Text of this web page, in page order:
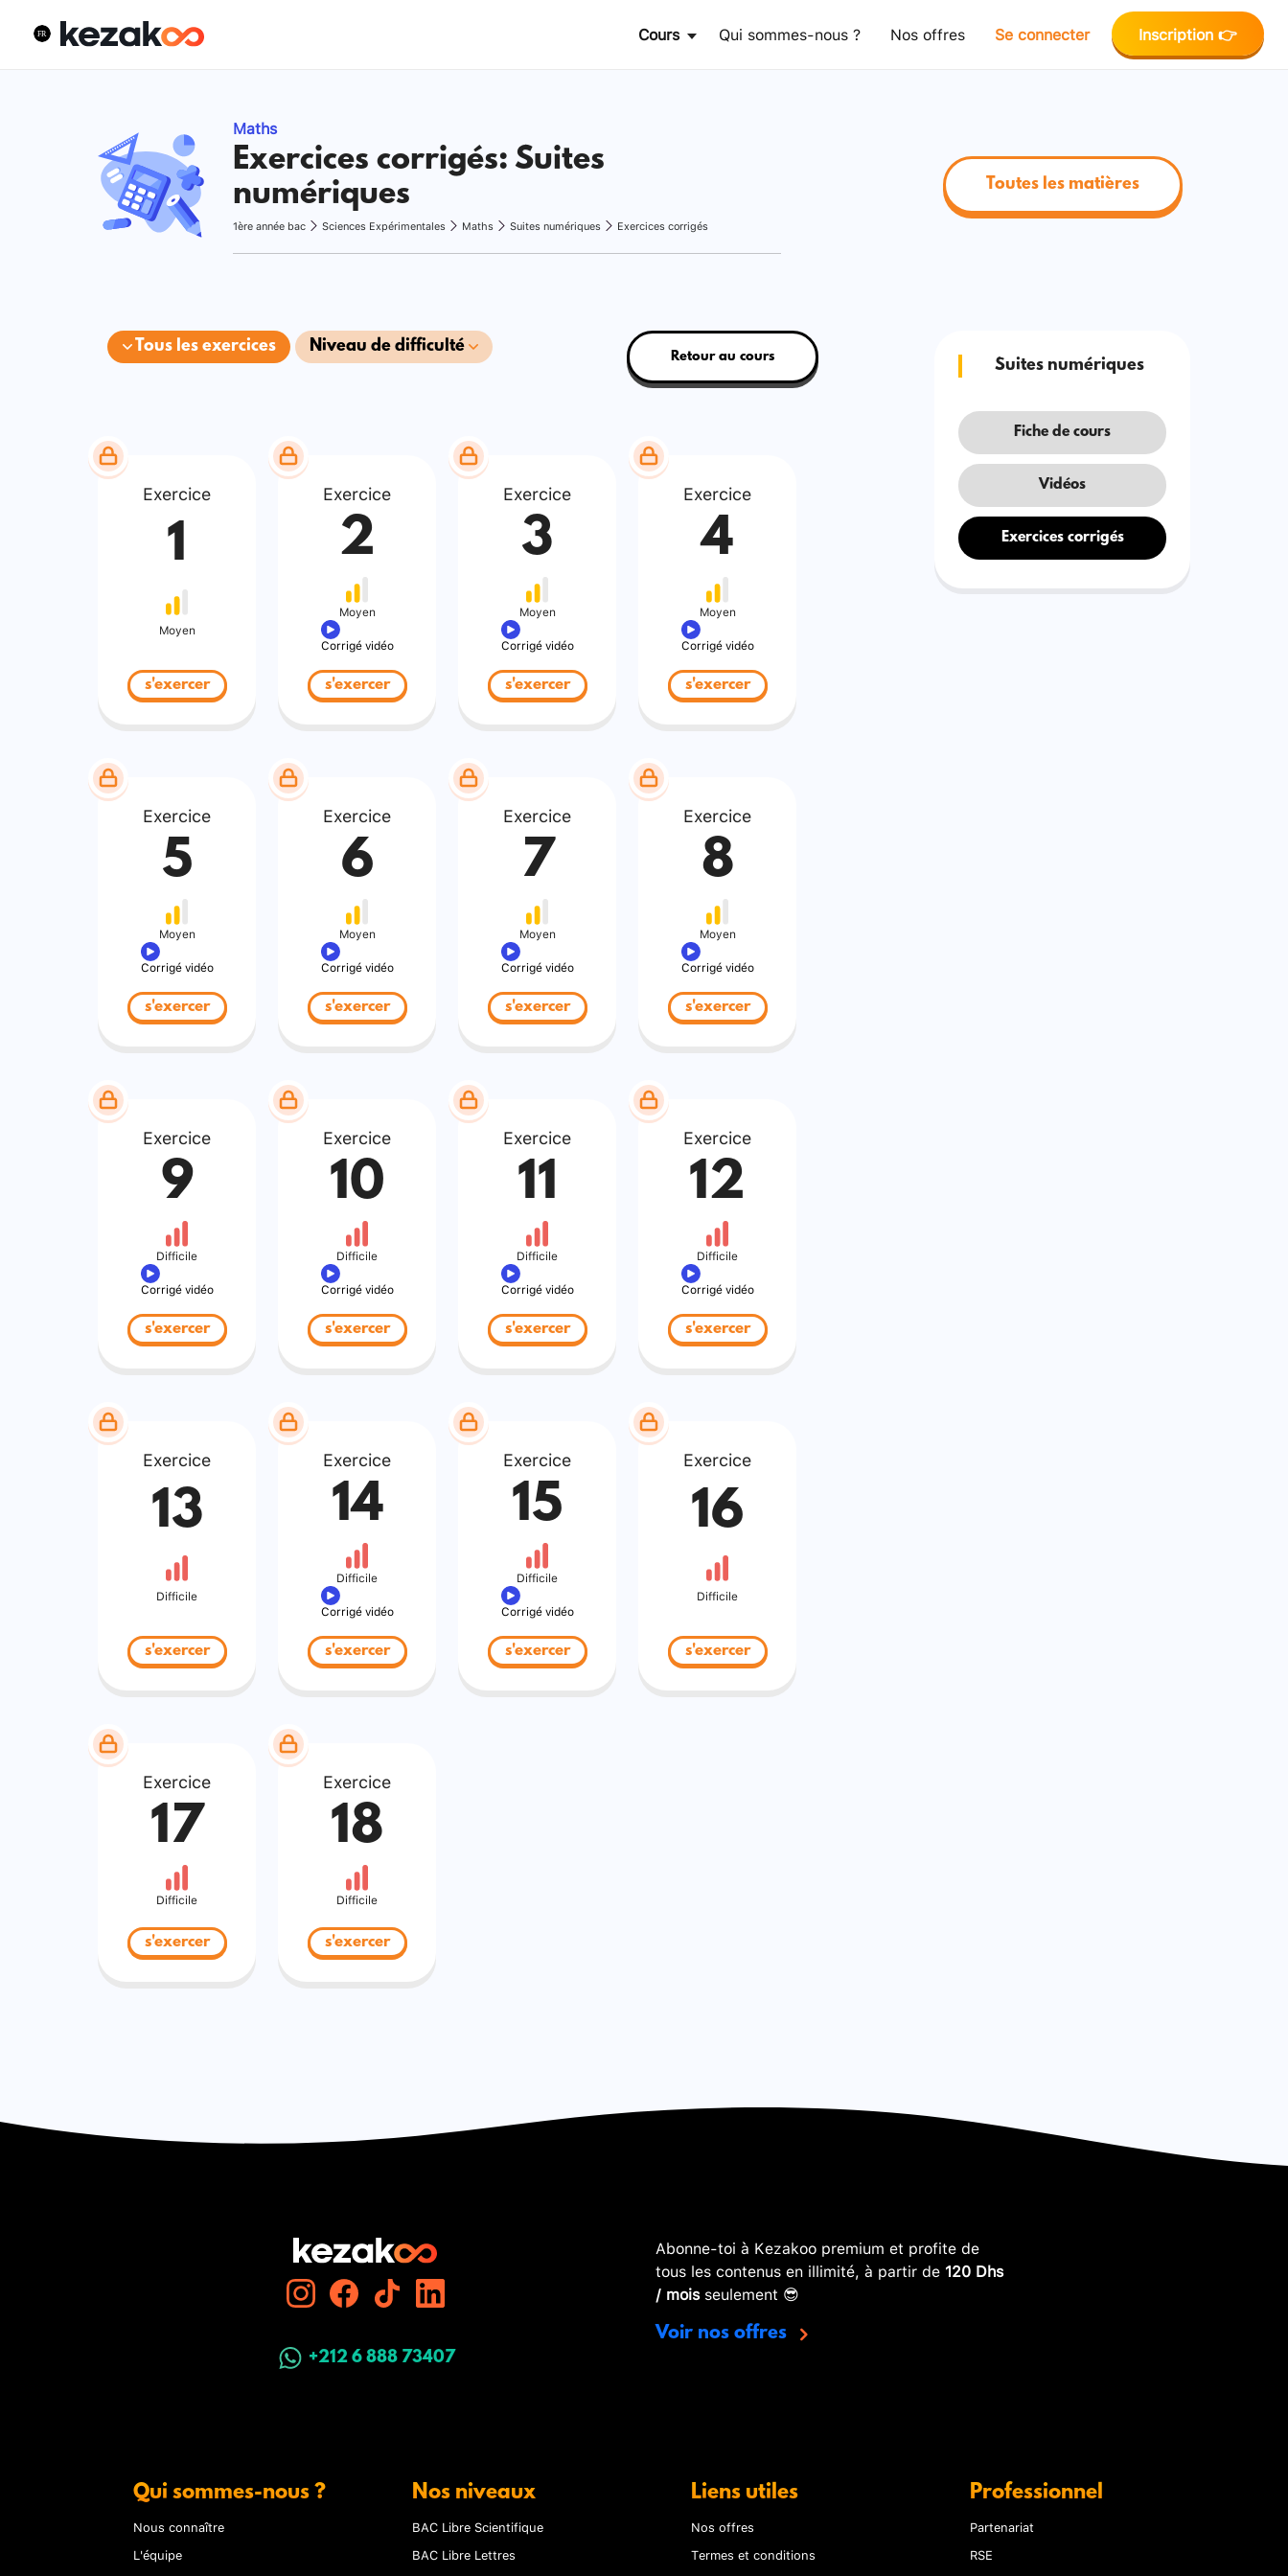
Cours Qui sommes-nous ? Nos offres Se connecter Inscription 👉
Maths
Exercices corrigés: Suites
numériques
1ère année bac Sciences Expérimentales Maths Suites numériques Exercices corrigés
Toutes les matières
Tous les exercices Niveau de difficulté
Retour au cours
Exercice
1
Moyen
s'exercer
Exercice
2
Moyen
Corrigé vidéo
s'exercer
Exercice
3
Moyen
Corrigé vidéo
s'exercer
Exercice
4
Moyen
Corrigé vidéo
s'exercer
Exercice
5
Moyen
Corrigé vidéo
s'exercer
Exercice
6
Moyen
Corrigé vidéo
s'exercer
Exercice
7
Moyen
Corrigé vidéo
s'exercer
Exercice
8
Moyen
Corrigé vidéo
s'exercer
Exercice
9
Difficile
Corrigé vidéo
s'exercer
Exercice
10
Difficile
Corrigé vidéo
s'exercer
Exercice
11
Difficile
Corrigé vidéo
s'exercer
Exercice
12
Difficile
Corrigé vidéo
s'exercer
Exercice
13
Difficile
s'exercer
Exercice
14
Difficile
Corrigé vidéo
s'exercer
Exercice
15
Difficile
Corrigé vidéo
s'exercer
Exercice
16
Difficile
s'exercer
Exercice
17
Difficile
s'exercer
Exercice
18
Difficile
s'exercer
Suites numériques
Fiche de cours
Vidéos
Exercices corrigés
+212 6 888 73407
Abonne-toi à Kezakoo premium et profite de
tous les contenus en illimité, à partir de 120 Dhs
/ moisseulement 😎
Voir nos offres
Qui sommes-nous ?
Nous connaître
L'équipe
Nos niveaux
BAC Libre Scientifique
BAC Libre Lettres
Liens utiles
Nos offres
Termes et conditions
Professionnel
Partenariat
RSE